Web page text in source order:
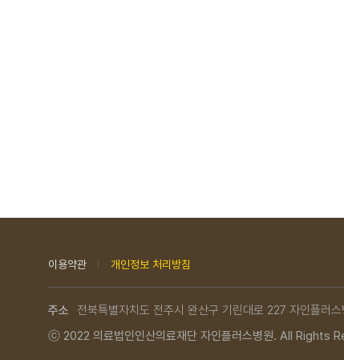
이용약관 개인정보 처리방침
주소 전북특별자치도 전주시 완산구 기린대로 227 자인플러스
ⓒ 2022 의료법인인산의료재단 자인플러스병원. All Rights